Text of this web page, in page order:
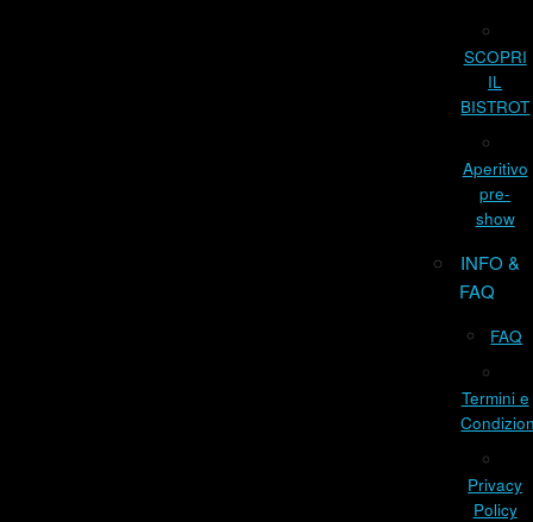
SCOPRI
IL
BISTROT
Aperitivo
pre-
show
INFO &
FAQ
FAQ
Termini e
Privacy
Policy